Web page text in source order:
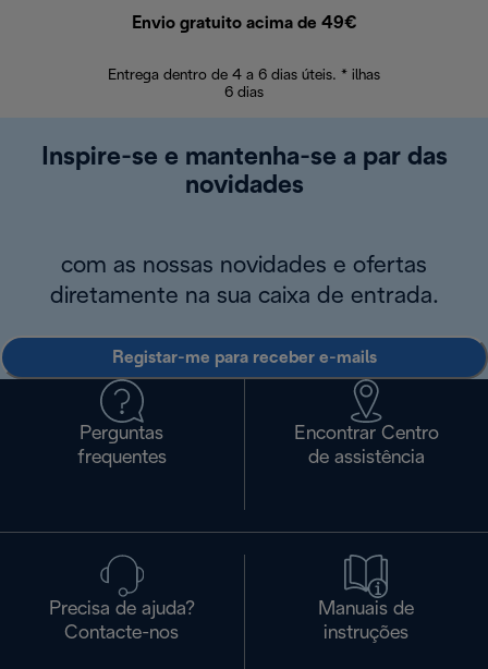
Envio gratuito acima de 49€
Entrega dentro de 4 a 6 dias úteis. * ilhas
6 dias
Inspire-se e mantenha-se a par das
novidades
com as nossas novidades e ofertas
diretamente na sua caixa de entrada.
Registar-me para receber e-mails
Perguntas
frequentes
Encontrar Centro
de assistência
Precisa de ajuda?
Contacte-nos
Manuais de
instruções